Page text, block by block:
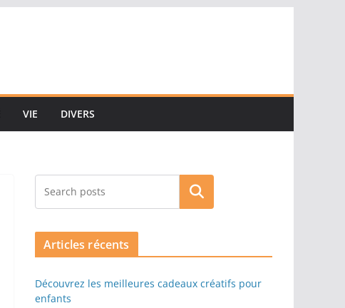
VIE DIVERS
Rechercher
Articles récents
Découvrez les meilleures cadeaux créatifs pour
enfants